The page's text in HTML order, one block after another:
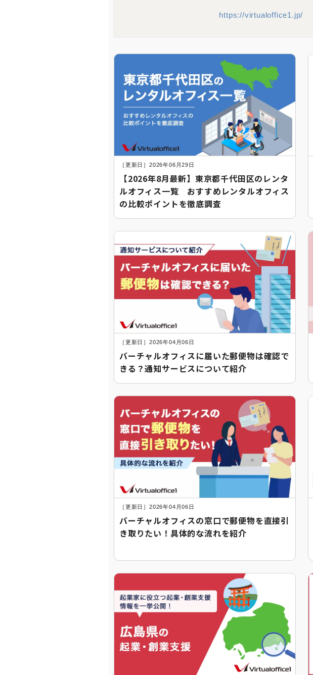
https://virtualoffice1.jp/
［更新日］2026年06月29日
【2026年8月最新】東京都千代田区のレンタ
ルオフィス一覧 おすすめレンタルオフィス
の比較ポイントを徹底調査
［更新日］2026年04月06日
バーチャルオフィスに届いた郵便物は確認で
きる？通知サービスについて紹介
［更新日］2026年04月06日
バーチャルオフィスの窓口で郵便物を直接引
き取りたい！具体的な流れを紹介